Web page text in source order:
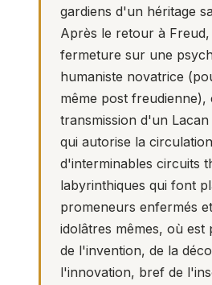
gardiens d'un héritage
Après le retour à
fermeture sur une
humaniste novatrice
même post freudienne),
transmission d'un
qui autorise la
d'interminables circuits
labyrinthiques qui font
promeneurs enfermés
idolâtres mêmes, où est
de l'invention, de la
l'innovation, bref de